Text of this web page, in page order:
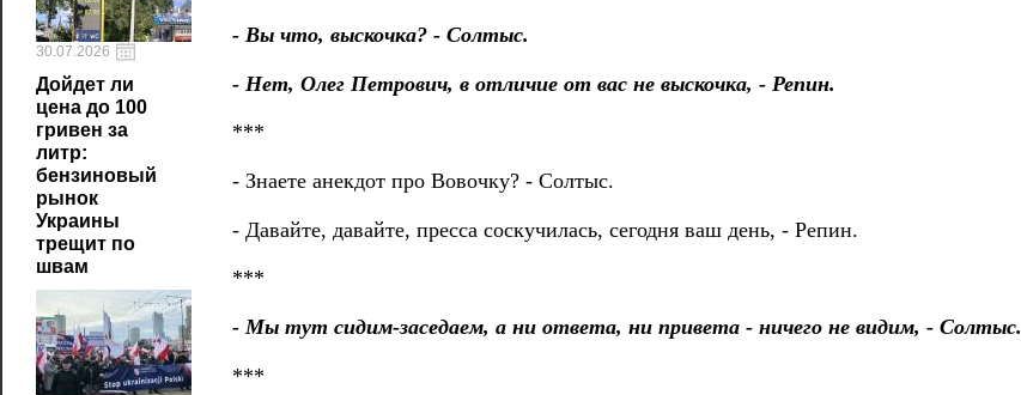
30.07.2026
Дойдет ли
цена до 100
гривен за
литр:
бензиновый
рынок
Украины
трещит по
швам
- Вы что, выскочка? - Солтыс.
- Нет, Олег Петрович, в отличие от вас не выскочка, - Репин.
***
- Знаете анекдот про Вовочку? - Солтыс.
- Давайте, давайте, пресса соскучилась, сегодня ваш день, - Репин.
***
- Мы тут сидим-заседаем, а ни ответа, ни привета - ничего не видим, - Солтыс.
***